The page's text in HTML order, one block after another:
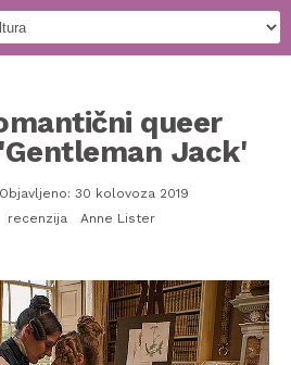
queer
Jack'
Objavljeno: 30 kolovoza 2019
recenzija
Anne Lister